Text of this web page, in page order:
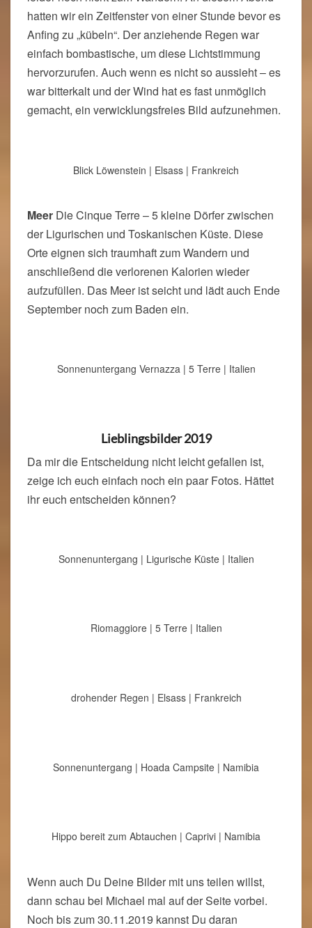
hatten wir ein Zeitfenster von einer Stunde bevor es
Anfing zu „kübeln“. Der anziehende Regen war
einfach bombastische, um diese Lichtstimmung
hervorzurufen. Auch wenn es nicht so aussieht – es
war bitterkalt und der Wind hat es fast unmöglich
gemacht, ein verwicklungsfreies Bild aufzunehmen.
Blick Löwenstein | Elsass | Frankreich
Meer Die Cinque Terre – 5 kleine Dörfer zwischen
der Ligurischen und Toskanischen Küste. Diese
Orte eignen sich traumhaft zum Wandern und
anschließend die verlorenen Kalorien wieder
aufzufüllen. Das Meer ist seicht und lädt auch Ende
September noch zum Baden ein.
Sonnenuntergang Vernazza | 5 Terre | Italien
Lieblingsbilder 2019
Da mir die Entscheidung nicht leicht gefallen ist,
zeige ich euch einfach noch ein paar Fotos. Hättet
ihr euch entscheiden können?
Sonnenuntergang | Ligurische Küste | Italien
Riomaggiore | 5 Terre | Italien
drohender Regen | Elsass | Frankreich
Sonnenuntergang | Hoada Campsite | Namibia
Hippo bereit zum Abtauchen | Caprivi | Namibia
Wenn auch Du Deine Bilder mit uns teilen willst,
dann schau bei Michael mal auf der Seite vorbei.
Noch bis zum 30.11.2019 kannst Du daran